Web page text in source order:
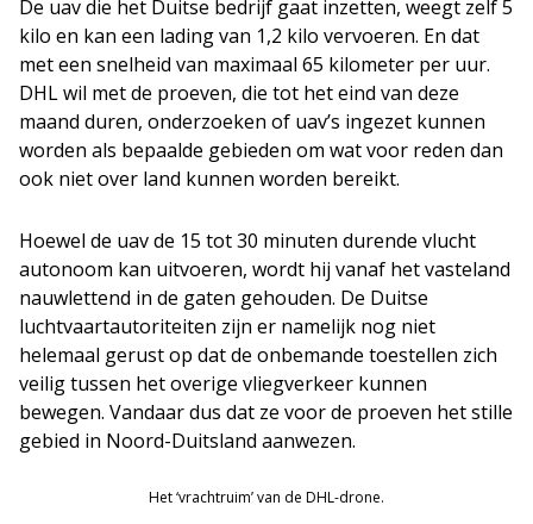
De uav die het Duitse bedrijf gaat inzetten, weegt zelf 5
kilo en kan een lading van 1,2 kilo vervoeren. En dat
met een snelheid van maximaal 65 kilometer per uur.
DHL wil met de proeven, die tot het eind van deze
maand duren, onderzoeken of uav’s ingezet kunnen
worden als bepaalde gebieden om wat voor reden dan
ook niet over land kunnen worden bereikt.
Hoewel de uav de 15 tot 30 minuten durende vlucht
autonoom kan uitvoeren, wordt hij vanaf het vasteland
nauwlettend in de gaten gehouden. De Duitse
luchtvaartautoriteiten zijn er namelijk nog niet
helemaal gerust op dat de onbemande toestellen zich
veilig tussen het overige vliegverkeer kunnen
bewegen. Vandaar dus dat ze voor de proeven het stille
gebied in Noord-Duitsland aanwezen.
Het ‘vrachtruim’ van de DHL-drone.